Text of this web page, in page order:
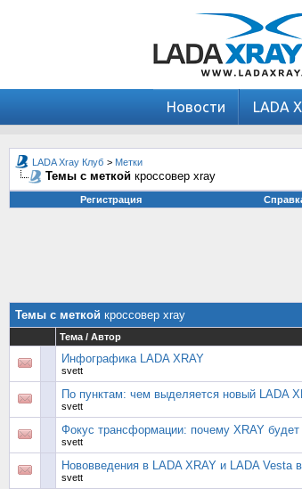
Новости LADA
LADA Xray Клуб > Метки
Темы с меткой кроссовер xray
Регистрация
Темы с меткой кроссовер xray
Тема / Автор
Инфографика LADA XRAY
svett
По пунктам: чем выделяется новый LADA
svett
Фокус трансформации: почему XRAY
svett
Нововведения в LADA XRAY и LADA Vesta
svett